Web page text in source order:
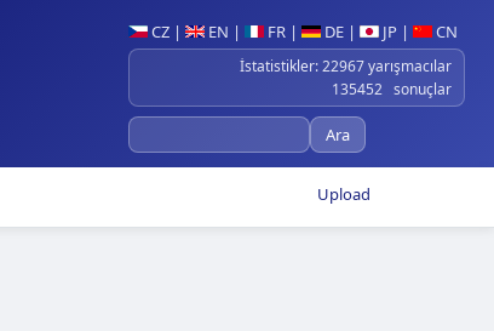
CZ | EN | FR | DE | JP | CN
İstatistikler: 22967 yarışmacılar
135452 sonuçlar
Upload